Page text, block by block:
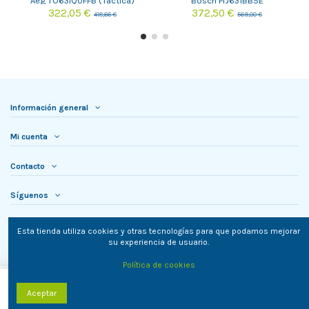
322,05 €418,66 € 372,50 €569,00 €
Información general
Mi cuenta
Contacto
Síguenos
TielON.com © 2023. Todos los derechos reservados
Esta tienda utiliza cookies y otras tecnologías para que podamos mejorar
su experiencia de usuario.
Política de cookies
Aceptar